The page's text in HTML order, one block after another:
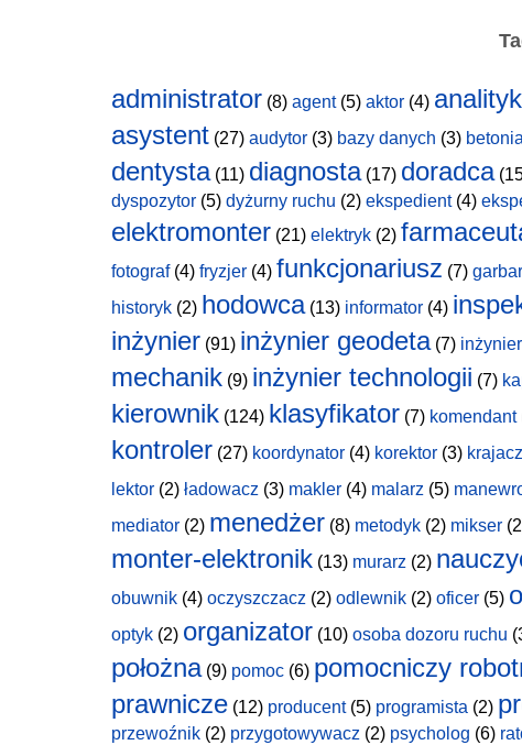
administrator (8) agent(5) aktor (4) analityk
asystent (27) audytor (3) bazy danych (3)
dentysta(11) diagnosta(17) doradca
dyspozytor (5) dyżurny ruchu (2) ekspedient(4)
elektromonter (21) elektryk (2)
fotograf(4) fryzjer (4) funkcjonariusz (7)
historyk (2) hodowca(13) informator (4)
inżynier (91) inżynier geodeta(7)
mechanik (9) inżynier technologii (7)
kierownik (124) klasyfikator (7) komendant
kontroler (27) koordynator (4) korektor (3) krajacz
lektor (2) ładowacz (3) makler (4) malarz (5)
mediator (2) menedżer (8) metodyk (2) mikser
monter-elektronik (13) murarz (2)
obuwnik (4) oczyszczacz (2) odlewnik (2) oficer (5)
optyk (2) organizator (10) osoba dozoru ruchu
położna(9) pomoc (6) pomocniczy
prawnicze (12) producent(5) programista (2)
przewoźnik (2) przygotowywacz (2) psycholog (6)